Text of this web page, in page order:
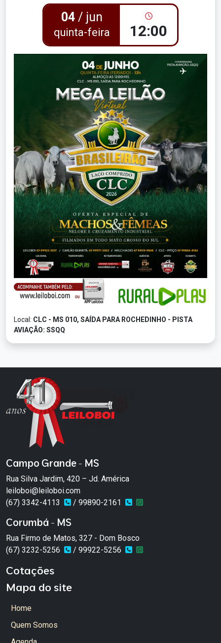
04 / jun
quinta-feira 12:00
Local: CLC - MS 010, SAÍDA PARA ROCHEDINHO - PISTA
AVIAÇÃO: SSQQ
Campo Grande - MS
Rua Silva Jardim, 420 – Jd. América
leiloboi@leiloboi.com
(67) 3342-4113
/ 99890-2161
Corumbá - MS
Rua Firmo de Matos, 327 - Dom Bosco
(67) 3232-5256
/ 99922-5256
Cotações
Mapa do site
Home
Quem Somos